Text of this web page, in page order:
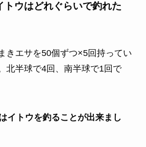
トウはどれぐらいで釣れた
きエサを50個ずつ×5回持ってい
北半球で4回、南半球で1回で
イトウを釣ることが出来まし